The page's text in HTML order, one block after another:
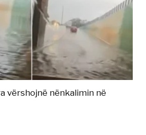
vërshojnë nënkalimin në